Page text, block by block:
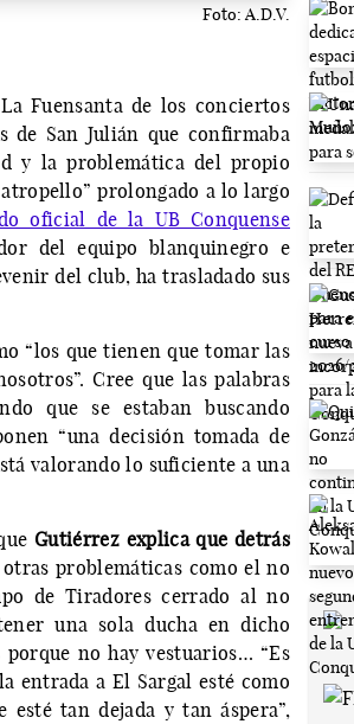
Foto: A.D.V.
Fuensanta de los conciertos
de San Julián que confirmaba
y la problemática del propio
prolongado a lo largo
oficial de la UB Conquense
del equipo blanquinegro e
del club, ha trasladado sus
“los que tienen que tomar las
Cree que las palabras
que se estaban buscando
“una decisión tomada de
valorando lo suficiente a una
Gutiérrez explica que detrás
problemáticas como el no
de Tiradores cerrado al no
una sola ducha en dicho
no hay vestuarios… “Es
entrada a El Sargal esté como
tan dejada y tan áspera”,